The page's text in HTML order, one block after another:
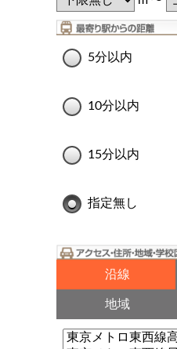
5分以内
10分以内
15分以内
指定無し
沿線
地域